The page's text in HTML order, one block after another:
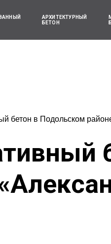
АРХИТЕКТУРНЫЙ
БЕТОН
бетон в Подольском